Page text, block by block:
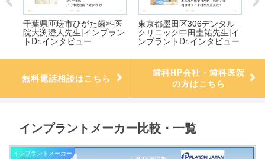
千葉県匝瑳市ひがた歯科医
院大渕澄人先生|インプラン
トDr.インタビュー
東京都墨田区306デンタル
クリニック中田圭祐先生|イ
ンプラントDr.インタビュー
無料電話相談はこちら
歯科HP会社・歯科医院
の方はこちら
インプラントメーカー比較・一覧
インプラントメーカー